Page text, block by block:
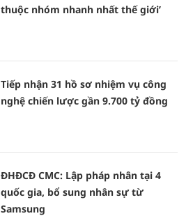
thuộc nhóm nhanh nhất thế giới’
Tiếp nhận 31 hồ sơ nhiệm vụ công
nghệ chiến lược gần 9.700 tỷ đồng
ĐHĐCĐ CMC: Lập pháp nhân tại 4
quốc gia, bổ sung nhân sự từ
Samsung